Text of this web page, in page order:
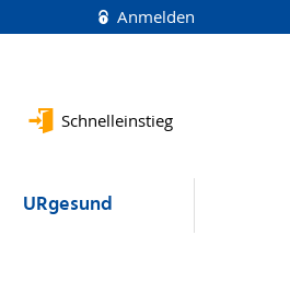
Anmelden
Schnelleinstieg
URgesund